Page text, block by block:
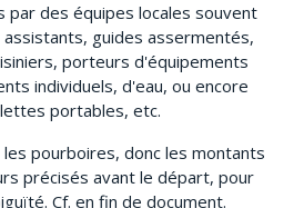
par des équipes locales souvent
guides assermentés,
porteurs d'équipements
individuels, d'eau, ou encore
portables, etc.
les pourboires, donc les montants
précisés avant le départ, pour
Cf. en fin de document.